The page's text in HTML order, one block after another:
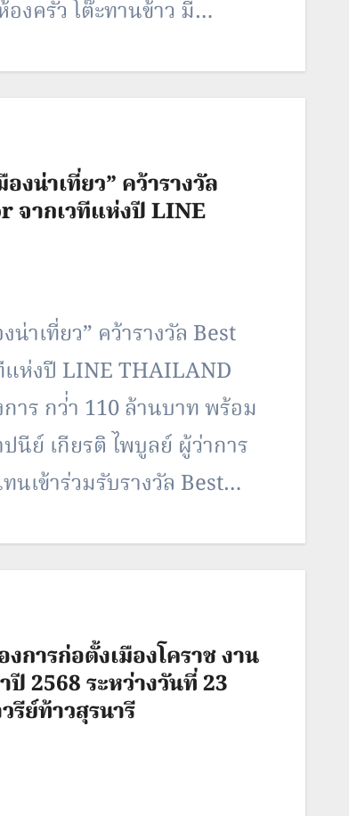
งครัว โต๊ะทานข้าว มี
งน่าเที่ยว” คว้ารางวัล
จากเวทีแห่งปี LINE
าเที่ยว” คว้ารางวัล Best
ห่งปี LINE THAILAND
าร กว่่า 110 ล้านบาท พร้อม
นีย์ เกียรติ ไพบูลย์ ผู้ว่าการ
นเข้าร่วมรับรางวัล Best
การก่อตั้งเมืองโคราช งาน
2568 ระหว่างวันที่ 23
ย์ท้าวสุรนารี